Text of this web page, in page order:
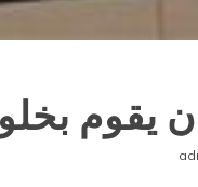
6 أيام و يتوقف عن